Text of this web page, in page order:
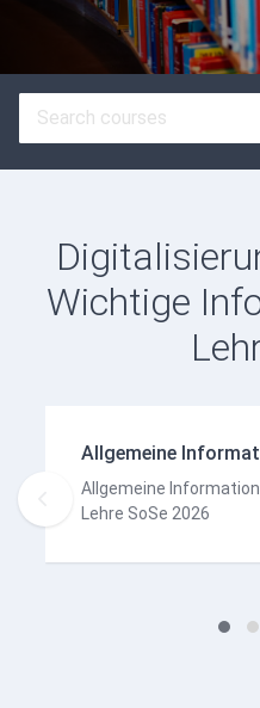
Wichtige
Allgemeine
Allgemeine
Lehre SoSe 2026